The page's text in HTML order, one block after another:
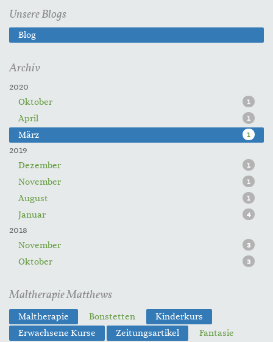
Unsere Blogs
Blog
Archiv
2020
Oktober
1
April 1
März 1
2019
Dezember
1
November 1
August 1
Januar 4
2018
November
3
Oktober 3
Maltherapie Matthews
Maltherapie Bonstetten
Kinderkurs
Erwachsene Kurse
Zeitungsartikel
Fantasie